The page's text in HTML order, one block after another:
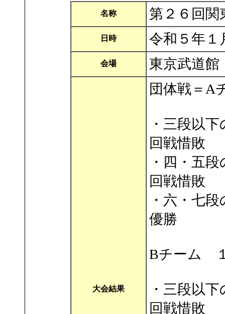
名称 第２６回関
日時 令和５年１
会場 東京武道館
大会結果
団体戦＝
・三段以
回戦惜敗
・四・五
回戦惜敗
・六・七
優勝
Bチーム
・三段以
回戦惜敗